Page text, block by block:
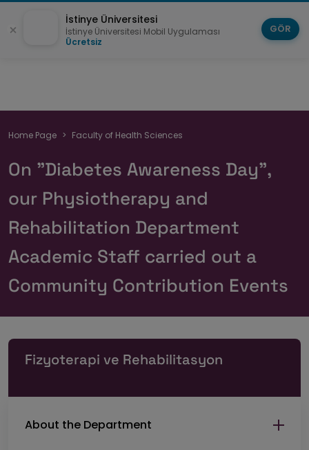
Breadcrumb
Home Page Faculty of Health Sciences
On "Diabetes Awareness Day",
our Physiotherapy and
Rehabilitation Department
Academic Staff carried out a
Community Contribution Events
Fizyoterapi ve Rehabilitasyon
About the Department
İstinye Üniversitesi
İstinye Üniversitesi Mobil Uygulaması
Ücretsiz
GÖR